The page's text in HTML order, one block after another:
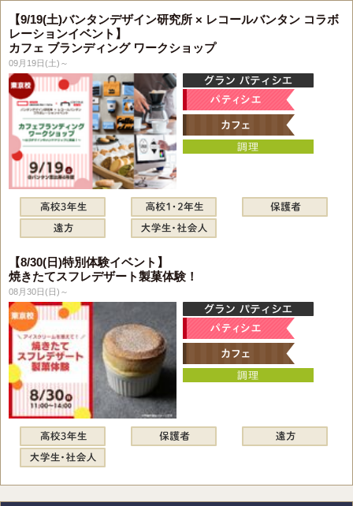
【9/19(土)バンタンデザイン研究所 × レコールバンタン コラボ
レーションイベント】
カフェ ブランディング ワークショップ
09月19日(土)～
【8/30(日)特別体験イベント】
焼きたてスフレデザート製菓体験！
08月30日(日)～